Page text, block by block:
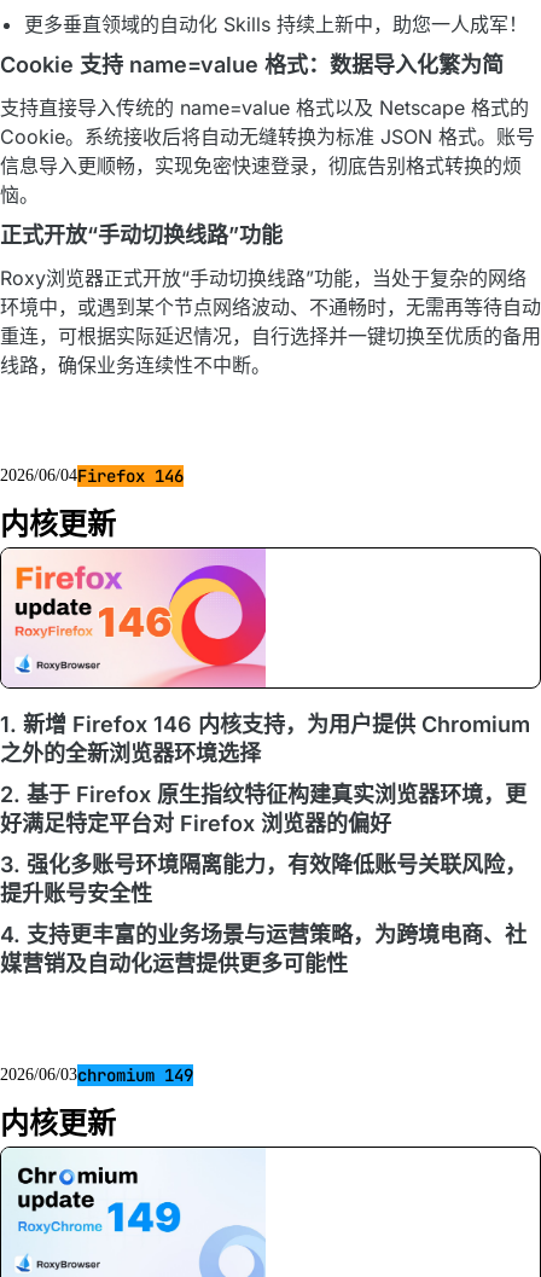
更多垂直领域的自动化 Skills 持续上新中，助您一人成军！
Cookie 支持 name=value 格式：数据导入化繁为简
支持直接导入传统的 name=value 格式以及 Netscape 格式的
Cookie。系统接收后将自动无缝转换为标准 JSON 格式。账号
信息导入更顺畅，实现免密快速登录，彻底告别格式转换的烦
恼。
正式开放“手动切换线路”功能
Roxy浏览器正式开放“手动切换线路”功能，当处于复杂的网络
环境中，或遇到某个节点网络波动、不通畅时，无需再等待自动
重连，可根据实际延迟情况，自行选择并一键切换至优质的备用
线路，确保业务连续性不中断。
2026/06/04Firefox 146
内核更新
1. 新增 Firefox 146 内核支持，为用户提供 Chromium
之外的全新浏览器环境选择
2. 基于 Firefox 原生指纹特征构建真实浏览器环境，更
好满足特定平台对 Firefox 浏览器的偏好
3. 强化多账号环境隔离能力，有效降低账号关联风险，
提升账号安全性
4. 支持更丰富的业务场景与运营策略，为跨境电商、社
媒营销及自动化运营提供更多可能性
2026/06/03chromium 149
内核更新